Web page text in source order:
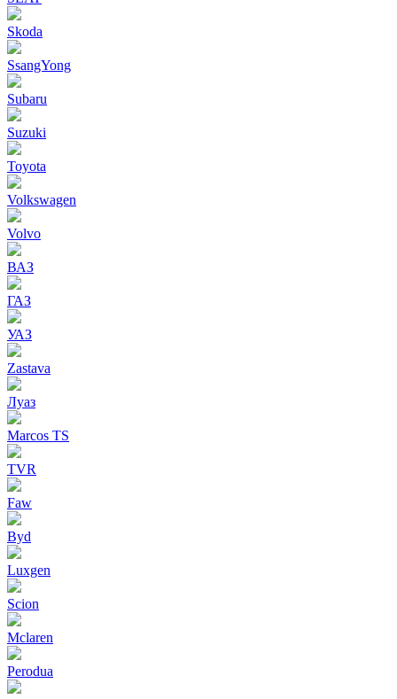
Skoda
SsangYong
Subaru
Suzuki
Toyota
Volkswagen
Volvo
ВАЗ
ГАЗ
УАЗ
Zastava
Луаз
Marcos TS
TVR
Faw
Byd
Luxgen
Scion
Mclaren
Perodua